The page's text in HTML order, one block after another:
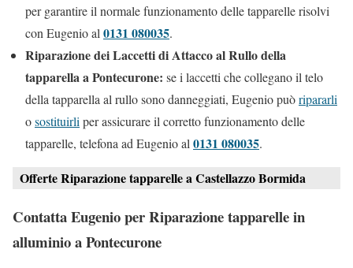
per garantire il normale funzionamento delle tapparelle risolvi
con Eugenio al0131 080035.
Riparazione dei Laccetti di Attacco al Rullo della
tapparella a Pontecurone: se i laccetti che collegano il telo
della tapparella al rullo sono danneggiati, Eugenio puòripararli
osostituirliper assicurare il corretto funzionamento delle
tapparelle, telefona ad Eugenio al0131 080035.
Offerte Riparazione tapparelle a Castellazzo Bormida
Contatta Eugenio per Riparazione tapparelle in
alluminio a Pontecurone